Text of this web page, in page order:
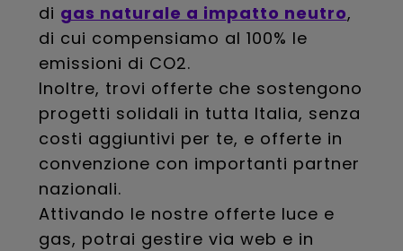
di gas naturale a impatto neutro,
di cui compensiamo al 100% le
emissioni di CO2.
Inoltre, trovi offerte che sostengono
progetti solidali in tutta Italia, senza
costi aggiuntivi per te, e offerte in
convenzione con importanti partner
nazionali.
Attivando le nostre offerte luce e
gas, potrai gestire via web e in